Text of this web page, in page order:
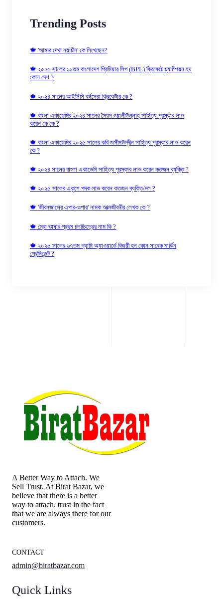
Trending Posts
🍁 'আমার দেখা নয়াচীন' কে লিখেছেন?
🍁 ২০২৫ সালের ১১তম বাংলাদেশ প্রিমিয়ার লিগ (BPL) ক্রিকেটে চ্যাম্পিয়ন হয়
কোন দেশ ?
🍁 ২০২৪ সালের আইসিসি বর্ষসেরা ক্রিকেটার কে ?
🍁 বাংলা একাডেমির ২০২৪ সালের সৈয়দ ওয়ালীউল্লাহ্‌ সাহিত্য পুরস্কার লাভ
করেন কে কে ?
🍁 বাংলা একাডেমির ২০২৫ সালের কবি জসীমউদ্‌দীন সাহিত্য পুরস্কার লাভ করেন
কে ?
🍁 ২০২৪ সালের বাংলা একাডেমি সাহিত্য পুরস্কার লাভ করেন কতজন ব্যক্তি ?
🍁 ২০২৫ সালের একুশে পদক লাভ করেন কতজন ব্যক্তি/দল ?
🍁 'জীবনজালের এপার-ওপার' নামক আত্মজীবনীর লেখক কে ?
🍁 ম্রো ভাষার প্রথম চলচ্চিত্রের নাম কি ?
🍁 ২০২৫ সালের ৬৭তম গ্যামি অ্যাওয়ার্ডে বিজয়ী হন কোন সাবেক মার্কিন
প্রেসিডেন্ট ?
A Better Way to Attach. We
Sell Trust. At Birat Bazar, we
believe that there is a better
way to attach. trust in the fact
that we are always there for our
customers.
CONTACT
admin@biratbazar.com
Quick Links